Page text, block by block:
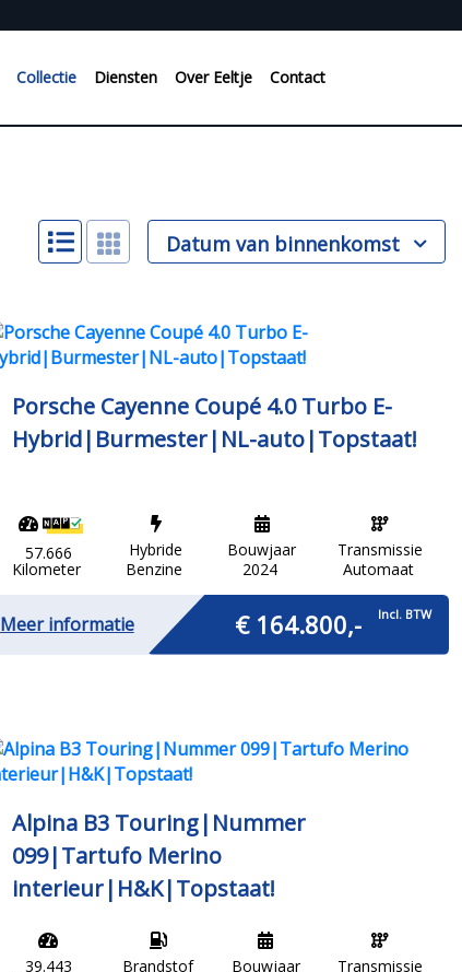
Collectie Diensten Over Eeltje Contact
Datum van binnenkomst
Porsche Cayenne Coupé 4.0 Turbo E-
Hybrid|Burmester|NL-auto|Topstaat!
57.666
Kilometer
Hybride
Benzine
Bouwjaar
2024
Transmissie
Automaat
Meer informatie € 164.800,- Incl. BTW
Alpina B3 Touring|Nummer
099|Tartufo Merino
interieur|H&K|Topstaat!
39.443 Brandstof Bouwjaar Transmissie